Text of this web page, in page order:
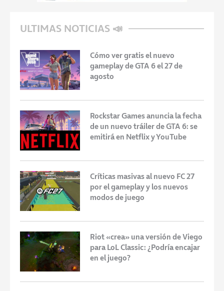
ULTIMAS NOTICIAS 📣
Cómo ver gratis el nuevo
gameplay de GTA 6 el 27 de
agosto
Rockstar Games anuncia la fecha
de un nuevo tráiler de GTA 6: se
emitirá en Netflix y YouTube
Críticas masivas al nuevo FC 27
por el gameplay y los nuevos
modos de juego
Riot «crea» una versión de Viego
para LoL Classic: ¿Podría encajar
en el juego?